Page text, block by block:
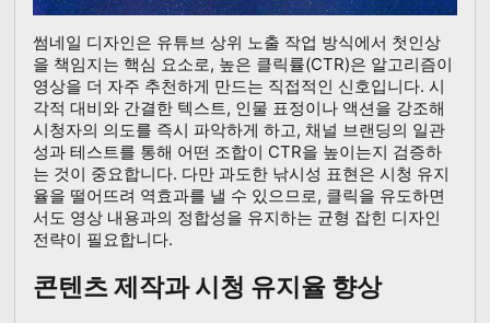
썸네일 디자인은 유튜브 상위 노출 작업 방식에서 첫인상
을 책임지는 핵심 요소로, 높은 클릭률(CTR)은 알고리즘이
영상을 더 자주 추천하게 만드는 직접적인 신호입니다. 시
각적 대비와 간결한 텍스트, 인물 표정이나 액션을 강조해
시청자의 의도를 즉시 파악하게 하고, 채널 브랜딩의 일관
성과 테스트를 통해 어떤 조합이 CTR을 높이는지 검증하
는 것이 중요합니다. 다만 과도한 낚시성 표현은 시청 유지
율을 떨어뜨려 역효과를 낼 수 있으므로, 클릭을 유도하면
서도 영상 내용과의 정합성을 유지하는 균형 잡힌 디자인
전략이 필요합니다.
콘텐츠 제작과 시청 유지율 향상